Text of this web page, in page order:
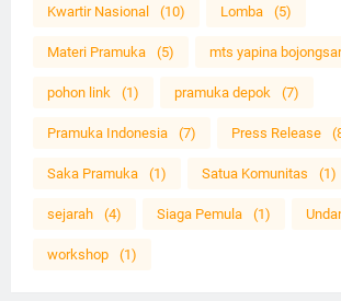
Kwartir Nasional (10) Lomba (5)
Materi Pramuka (5) mts yapina
pohon link (1) pramuka depok (7)
Pramuka Indonesia (7) Press Release
Saka Pramuka (1) Satua Komunitas (1)
sejarah (4) Siaga Pemula (1)
workshop (1)